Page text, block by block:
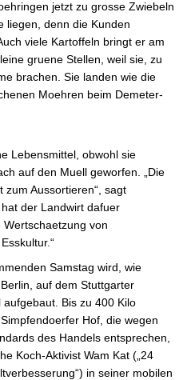
jetzt zu grosse Zwiebeln
liegen, denn die Kunden
viele Kartoffeln bringt er am
gruene Stellen, weil sie, zu
brachen. Sie landen wie die
Moehren beim Demeter-
Lebensmittel, obwohl sie
auf den Muell geworfen. „Die
zum Aussortieren“, sagt
der Landwirt dafuer
Wertschaetzung von
Samstag wird, wie
auf dem Stuttgarter
Bis zu 400 Kilo
Hof, die wegen
des Handels entsprechen,
Koch-Aktivist Wam Kat („24
in seiner mobilen